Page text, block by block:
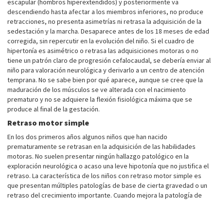
escapular (hombros hiperextendidos) y posteriormente va
descendiendo hasta afectar a los miembros inferiores, no produce
retracciones, no presenta asimetrías ni retrasa la adquisición de la
sedestación y la marcha. Desaparece antes de los 18 meses de edad
corregida, sin repercutir en la evolución del niño. Si el cuadro de
hipertonía es asimétrico o retrasa las adquisiciones motoras o no
tiene un patrón claro de progresión cefalocaudal, se debería enviar al
niño para valoración neurológica y derivarlo a un centro de atención
temprana. No se sabe bien por qué aparece, aunque se cree que la
maduración de los músculos se ve alterada con el nacimiento
prematuro y no se adquiere la flexión fisiológica máxima que se
produce al final de la gestación.
Retraso motor simple
En los dos primeros años algunos niños que han nacido
prematuramente se retrasan en la adquisición de las habilidades
motoras. No suelen presentar ningún hallazgo patológico en la
exploración neurológica o acaso una leve hipotonía que no justifica el
retraso. La característica de los niños con retraso motor simple es
que presentan múltiples patologías de base de cierta gravedad o un
retraso del crecimiento importante. Cuando mejora la patología de